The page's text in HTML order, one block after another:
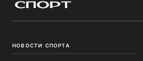
НОВОСТИ СПОРТА